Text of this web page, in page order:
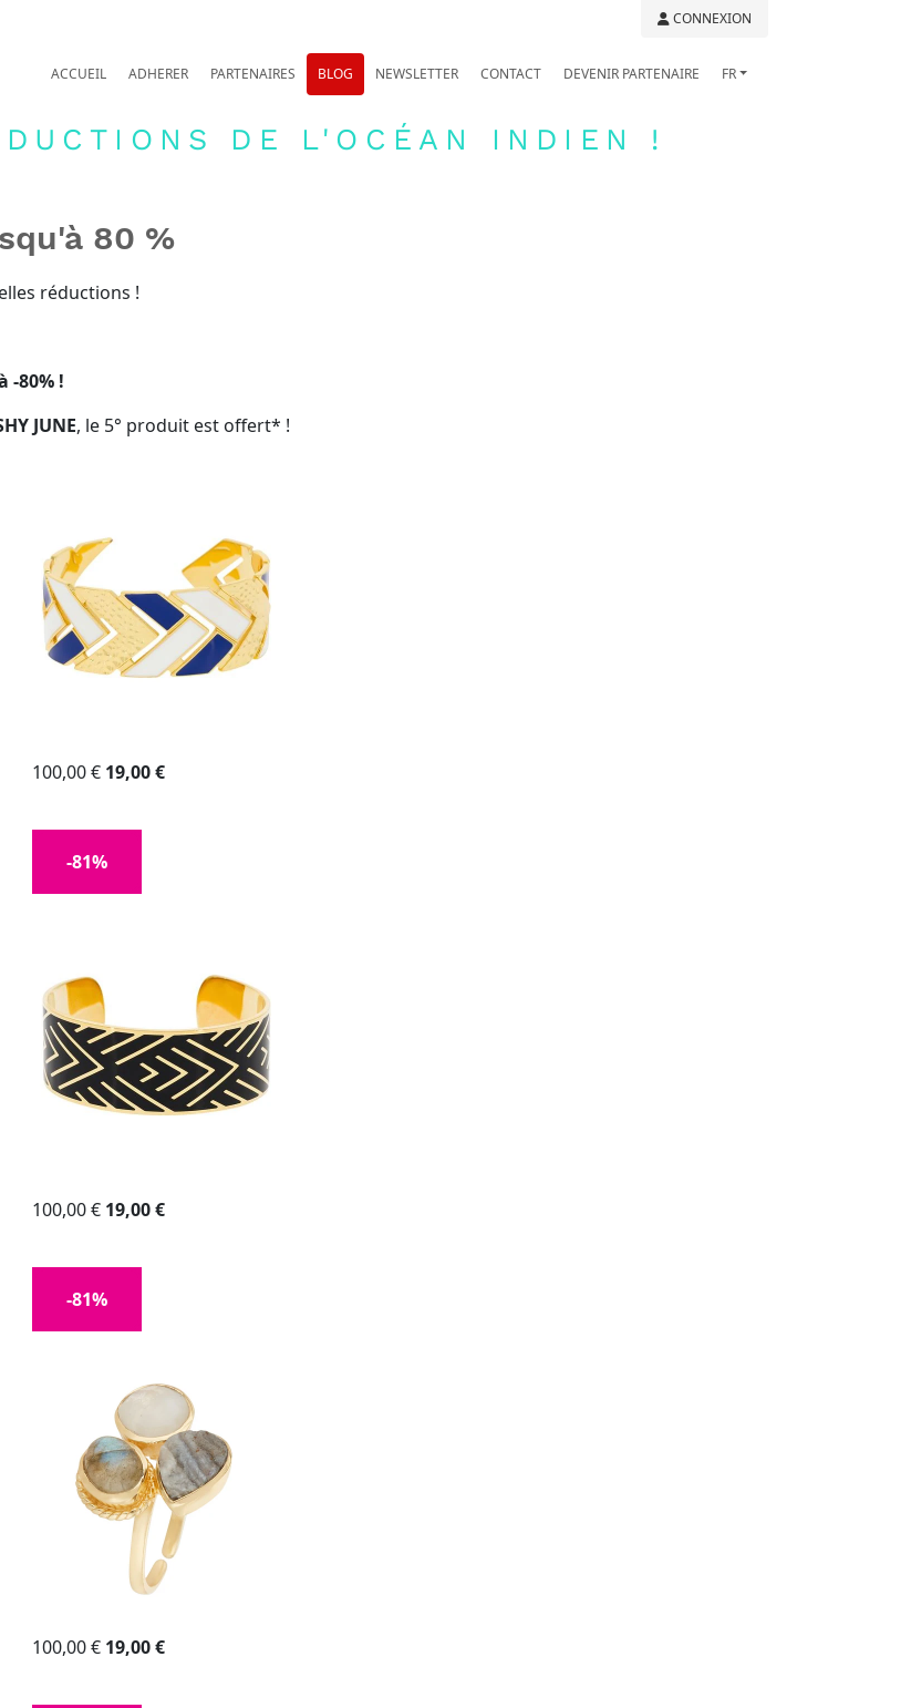
CONNEXION
ACCUEIL ADHERER PARTENAIRES BLOG NEWSLETTER CONTACT DEVENIR PARTENAIRE FR
DE L'OCÉAN INDIEN !
80 %
réductions !
-80% !
JUNE, le 5° produit est offert* !
100,00 € 19,00 €
-81%
100,00 € 19,00 €
-81%
100,00 € 19,00 €